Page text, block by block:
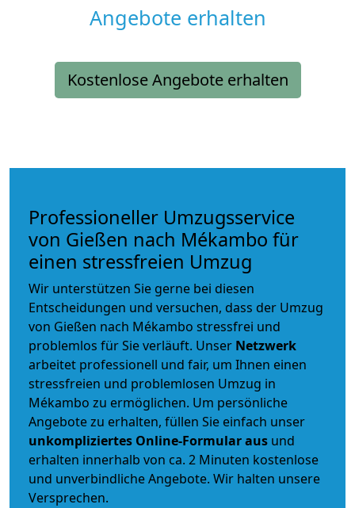
Angebote erhalten
Kostenlose Angebote erhalten
Professioneller Umzugsservice
von Gießen nach Mékambo für
einen stressfreien Umzug
Wir unterstützen Sie gerne bei diesen
Entscheidungen und versuchen, dass der Umzug
von Gießen nach Mékambo stressfrei und
problemlos für Sie verläuft. Unser Netzwerk
arbeitet professionell und fair, um Ihnen einen
stressfreien und problemlosen Umzug in
Mékambo zu ermöglichen. Um persönliche
Angebote zu erhalten, füllen Sie einfach unser
unkompliziertes Online-Formular aus und
erhalten innerhalb von ca. 2 Minuten kostenlose
und unverbindliche Angebote. Wir halten unsere
Versprechen.